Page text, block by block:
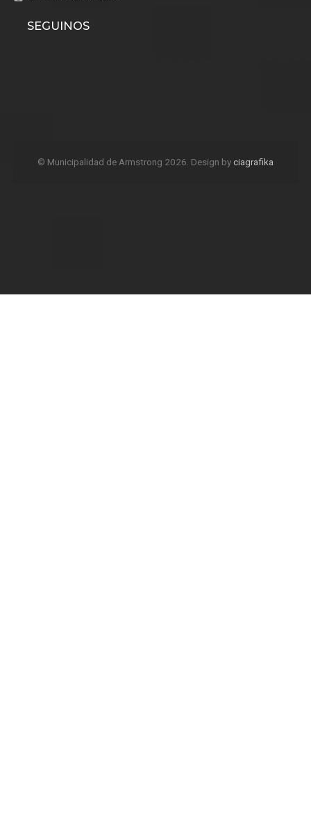
SEGUINOS
© Municipalidad de Armstrong 2026. Design byciagrafika